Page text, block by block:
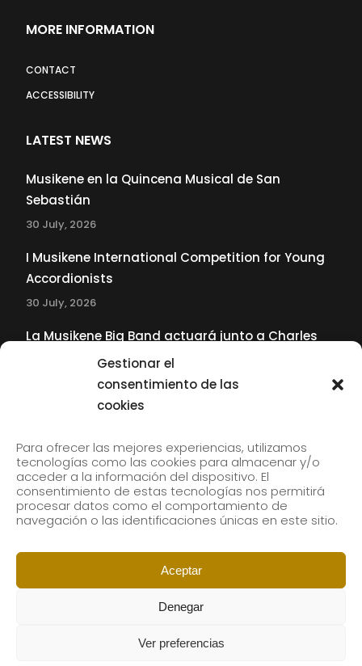
Gestionar el
consentimiento de las
cookies
Para ofrecer las mejores experiencias, utilizamos
tecnologías como las cookies para almacenar y/o
acceder a la información del dispositivo. El
consentimiento de estas tecnologías nos permitirá
procesar datos como el comportamiento de
navegación o las identificaciones únicas en este sitio.
Aceptar
Denegar
Ver preferencias
MORE INFORMATION
CONTACT
ACCESSIBILITY
LATEST NEWS
Musikene en la Quincena Musical de San
Sebastián
30 July, 2026
I Musikene International Competition for Young
Accordionists
30 July, 2026
La Musikene Big Band actuará junto a Charles
Tolliver en el 61 Jazzaldia
Subscribe to our newsletter to receive our news by
email.